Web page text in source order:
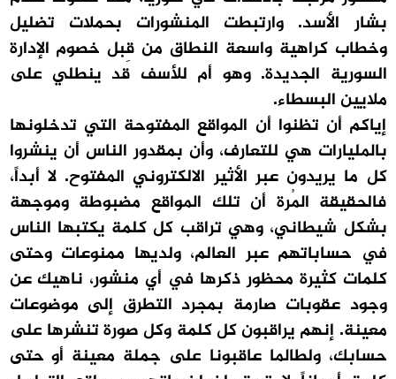
بشار الأسد. وارتبطت المنشورات بحملات تضليل
وخطاب كراهية واسعة النطاق من قِبل خصوم الإدارة
السورية الجديدة. وهو أم للأسف قد ينطلي على
ملايين البسطاء.
إياكم أن تظنوا أن المواقع المفتوحة التي تدخلونها
بالمليارات هي للتعارف، وأن بمقدور الناس أن ينشروا
كل ما يريدون عبر الأثير الالكتروني المفتوح. لا أبداً،
فالحقيقة المُرة أن تلك المواقع مضبوطة وموجهة
بشكل شيطاني، وهي تراقب كل كلمة يكتبها الناس
في حساباتهم عبر العالم، ولديها ممنوعات وحتى
كلمات كثيرة محظور ذكرها في أي منشور، ناهيك عن
وجود عقوبات صارمة بمجرد التطرق إلى موضوعات
معينة. إنهم يراقبون كل كلمة وكل صورة تنشرها على
حسابك، ولطالما عاقبونا على جملة معينة أو حتى